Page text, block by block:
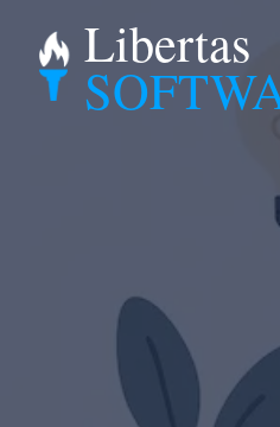
Libertas